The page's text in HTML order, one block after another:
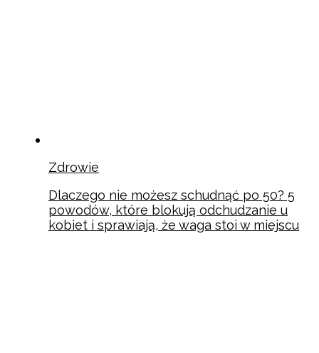
Zdrowie
Dlaczego nie możesz schudnąć po 50? 5
powodów, które blokują odchudzanie u
kobiet i sprawiają, że waga stoi w miejscu